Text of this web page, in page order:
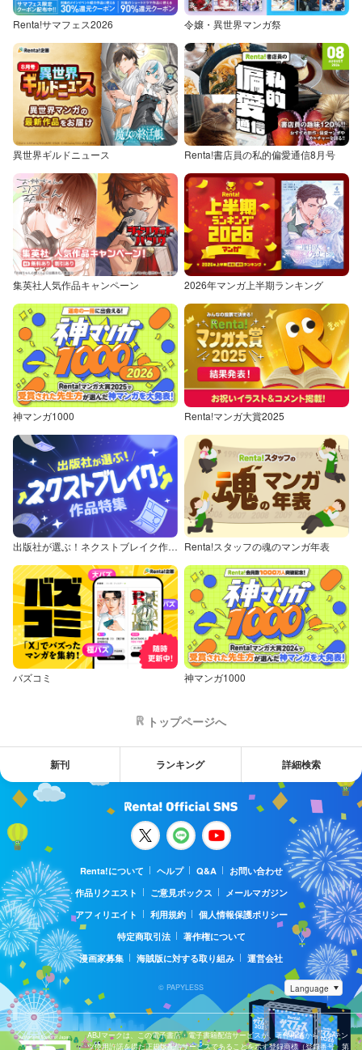
Renta!サマフェス2026 令嬢・異世界マンガ祭
異世界ギルドニュース Renta!書店員の私的偏愛通信8月号
集英社人気作品キャンペーン 2026年マンガ上半期ランキング
神マンガ1000 Renta!マンガ大賞2025
出版社が選ぶ！ネクストブレイク作品特集 Renta!スタッフの魂のマンガ年表
バズコミ 神マンガ1000
トップページへ
新刊 ランキング 詳細検索
Renta!について ヘルプ Q&A
お問い合わせ
作品リクエスト
ご意見ボックス
メールマガジン
アフィリエイト
利用規約
個人情報保護ポリシー
特定商取引法
著作権について
漫画家募集
海賊版に対する取り組み 運営会社
© PAPYLESS
ABJマークは、この電子書店・電子書籍配信サービスが、著作権者からコンテン
ツ使用許諾を得た正規版配信サービスであることを示す登録商標（登録番号 第